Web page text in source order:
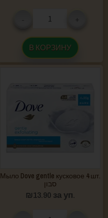
В КОРЗИНУ
Мыло Dove gentle кусковое 4 шт.
סבון
₪13.90 за уп.